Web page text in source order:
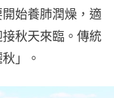
始養肺潤燥，適
秋天來臨。傳統
」。